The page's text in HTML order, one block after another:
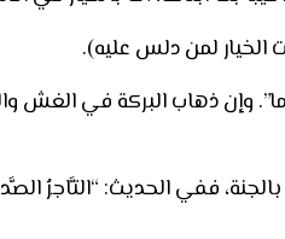
لمن دلس عليه).
وإن ذهاب البركة في الغش
ففي الحديث: “التَّاجرُ